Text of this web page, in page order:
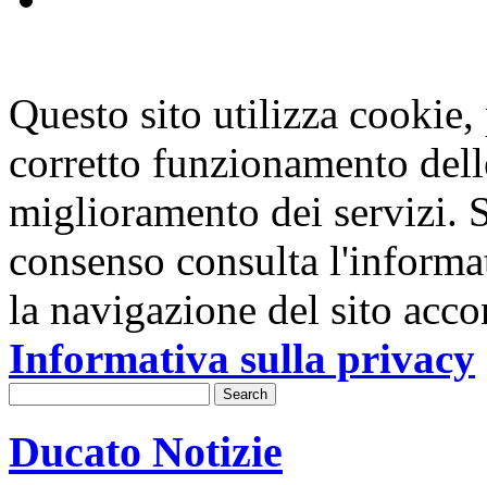
Questo sito utilizza
corretto funzionamento
miglioramento dei servizi.
consenso consulta
la navigazione del sito
Informativa sulla privacy
Ducato Notizie